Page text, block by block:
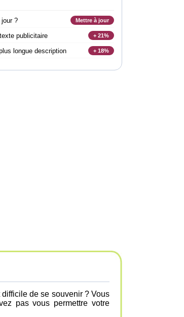
? Mettre à jour
publicitaire + 21%
longue description + 18%
de se souvenir ? Vous
pas vous permettre votre